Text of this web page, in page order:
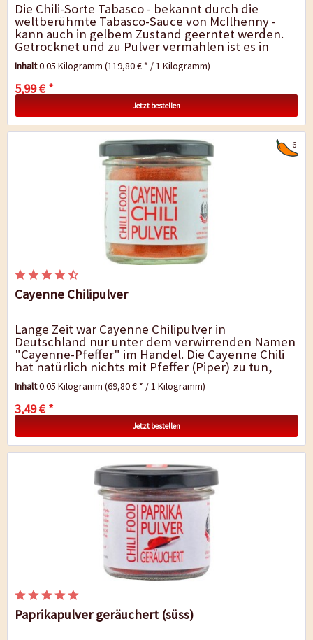
Die Chili-Sorte Tabasco - bekannt durch die
weltberühmte Tabasco-Sauce von McIlhenny -
kann auch in gelbem Zustand geerntet werden.
Getrocknet und zu Pulver vermahlen ist es in
Europa eine Rarität. Die Tabasco-Chilis haben...
Inhalt0.05 Kilogramm(119,80 € * / 1 Kilogramm)
5,99 € *
Jetzt bestellen
6
Cayenne Chilipulver
Lange Zeit war Cayenne Chilipulver in
Deutschland nur unter dem verwirrenden Namen
"Cayenne-Pfeffer" im Handel. Die Cayenne Chili
hat natürlich nichts mit Pfeffer (Piper) zu tun,
sondern ist eine reinrassige Chilisorte...
Inhalt0.05 Kilogramm(69,80 € * / 1 Kilogramm)
3,49 € *
Jetzt bestellen
Paprikapulver geräuchert (süss)